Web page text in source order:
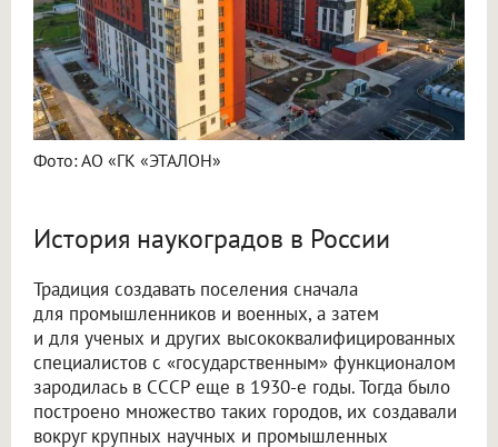
Фото: АО «ГК «ЭТАЛОН»
История наукоградов в России
Традиция создавать поселения сначала
для промышленников и военных, а затем
и для ученых и других высококвалифицированных
специалистов с «государственным» функционалом
зародилась в СССР еще в 1930-е годы. Тогда было
построено множество таких городов, их создавали
вокруг крупных научных и промышленных